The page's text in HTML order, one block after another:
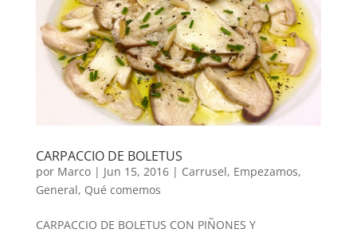
CARPACCIO DE BOLETUS
por Marco| Jun 15, 2016| Carrusel, Empezamos,
General, Qué comemos
CARPACCIO DE BOLETUS CON PIÑONES Y